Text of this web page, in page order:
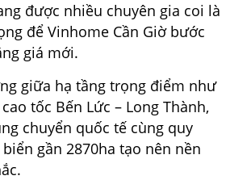
được nhiều chuyên gia coi là
để Vinhome Cần Giờ bước
giá mới.
giữa hạ tầng trọng điểm như
tốc Bến Lức – Long Thành,
chuyển quốc tế cùng quy
gần 2870ha tạo nên nền